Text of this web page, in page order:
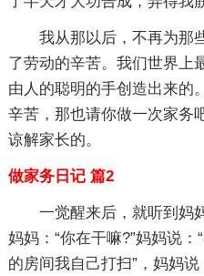
我从那以后，不再为那
了劳动的辛苦。我们世界上
由人的聪明的手创造出来的
辛苦，那也请你做一次家务
谅解家长的。
做家务日记 篇2
一觉醒来后，就听到妈
妈妈：“你在干嘛?”妈妈说：
的房间我自己打扫”，妈妈